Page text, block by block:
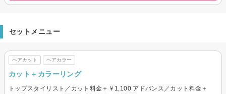
セットメニュー
ヘアカット ヘアカラー
カット＋カラーリング
トップスタイリスト／カット料金＋￥1,100 アドバンス／カット料金＋